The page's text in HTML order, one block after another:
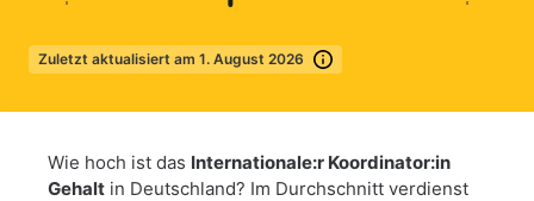
Zuletzt aktualisiert am 1. August 2026 Mehr erfahren
Wie hoch ist das Internationale:r Koordinator:in
Gehalt in Deutschland? Im Durchschnitt verdienst